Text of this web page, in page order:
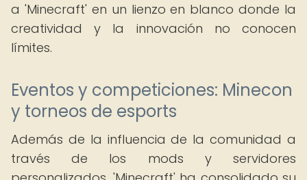
a 'Minecraft' en un lienzo en blanco donde la
creatividad y la innovación no conocen
límites.
Eventos y competiciones: Minecon
y torneos de esports
Además de la influencia de la comunidad a
través de los mods y servidores